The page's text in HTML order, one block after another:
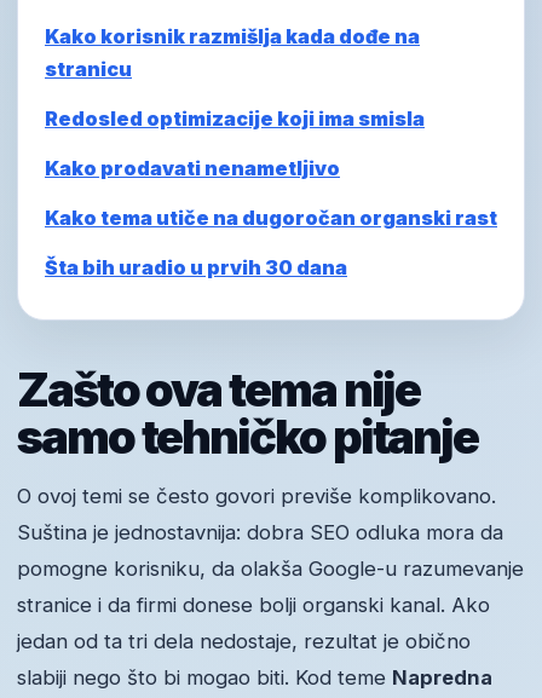
Kako korisnik razmišlja kada dođe na
stranicu
Redosled optimizacije koji ima smisla
Kako prodavati nenametljivo
Kako tema utiče na dugoročan organski rast
Šta bih uradio u prvih 30 dana
Zašto ova tema nije
samo tehničko pitanje
O ovoj temi se često govori previše komplikovano.
Suština je jednostavnija: dobra SEO odluka mora da
pomogne korisniku, da olakša Google-u razumevanje
stranice i da firmi donese bolji organski kanal. Ako
jedan od ta tri dela nedostaje, rezultat je obično
slabiji nego što bi mogao biti. Kod teme Napredna